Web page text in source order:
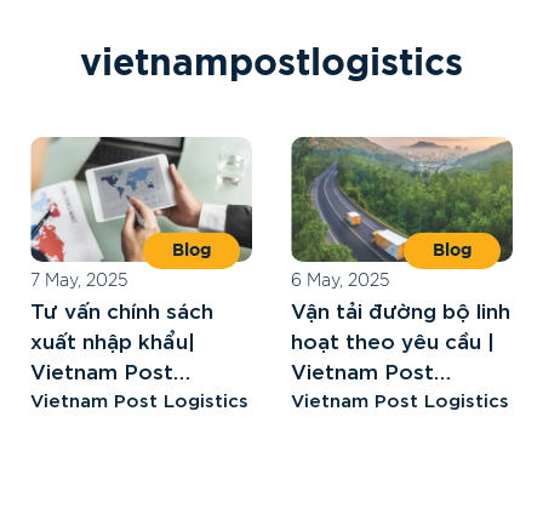
vietnampost ogistics
Blog
7 May, 2025
Tư vấn chính sách
xuất nhập khẩu|
Vietnam Post
Logistics
Vietnam Post Logistics
Blog
6 May, 2025
Vận tải đường bộ linh
hoạt theo yêu cầu |
Vietnam Post
Logistics
Vietnam Post Logistics